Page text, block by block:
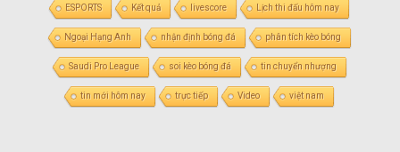
ESPORTS Kết quả livescore Lịch thi đấu hôm nay
Ngoại Hạng Anh nhận định bóng đá phân tích kèo bóng
Saudi Pro League soi kèo bóng đá tin chuyển nhượng
tin mới hôm nay trực tiếp Video việt nam